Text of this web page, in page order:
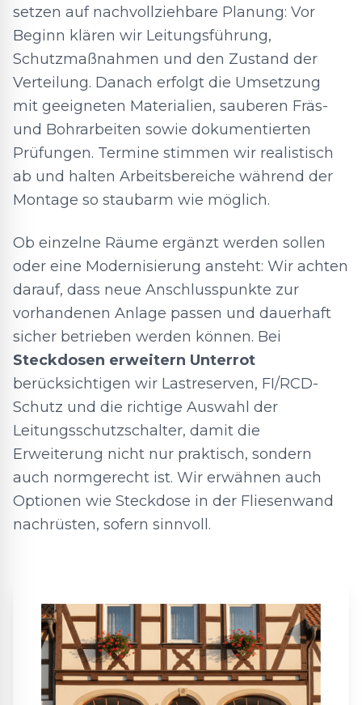
setzen auf nachvollziehbare Planung: Vor
Beginn klären wir Leitungsführung,
Schutzmaßnahmen und den Zustand der
Verteilung. Danach erfolgt die Umsetzung
mit geeigneten Materialien, sauberen Fräs-
und Bohrarbeiten sowie dokumentierten
Prüfungen. Termine stimmen wir realistisch
ab und halten Arbeitsbereiche während der
Montage so staubarm wie möglich.
Ob einzelne Räume ergänzt werden sollen
oder eine Modernisierung ansteht: Wir achten
darauf, dass neue Anschlusspunkte zur
vorhandenen Anlage passen und dauerhaft
sicher betrieben werden können. Bei
Steckdosen erweitern Unterrot
berücksichtigen wir Lastreserven, FI/RCD-
Schutz und die richtige Auswahl der
Leitungsschutzschalter, damit die
Erweiterung nicht nur praktisch, sondern
auch normgerecht ist. Wir erwähnen auch
Optionen wie Steckdose in der Fliesenwand
nachrüsten, sofern sinnvoll.